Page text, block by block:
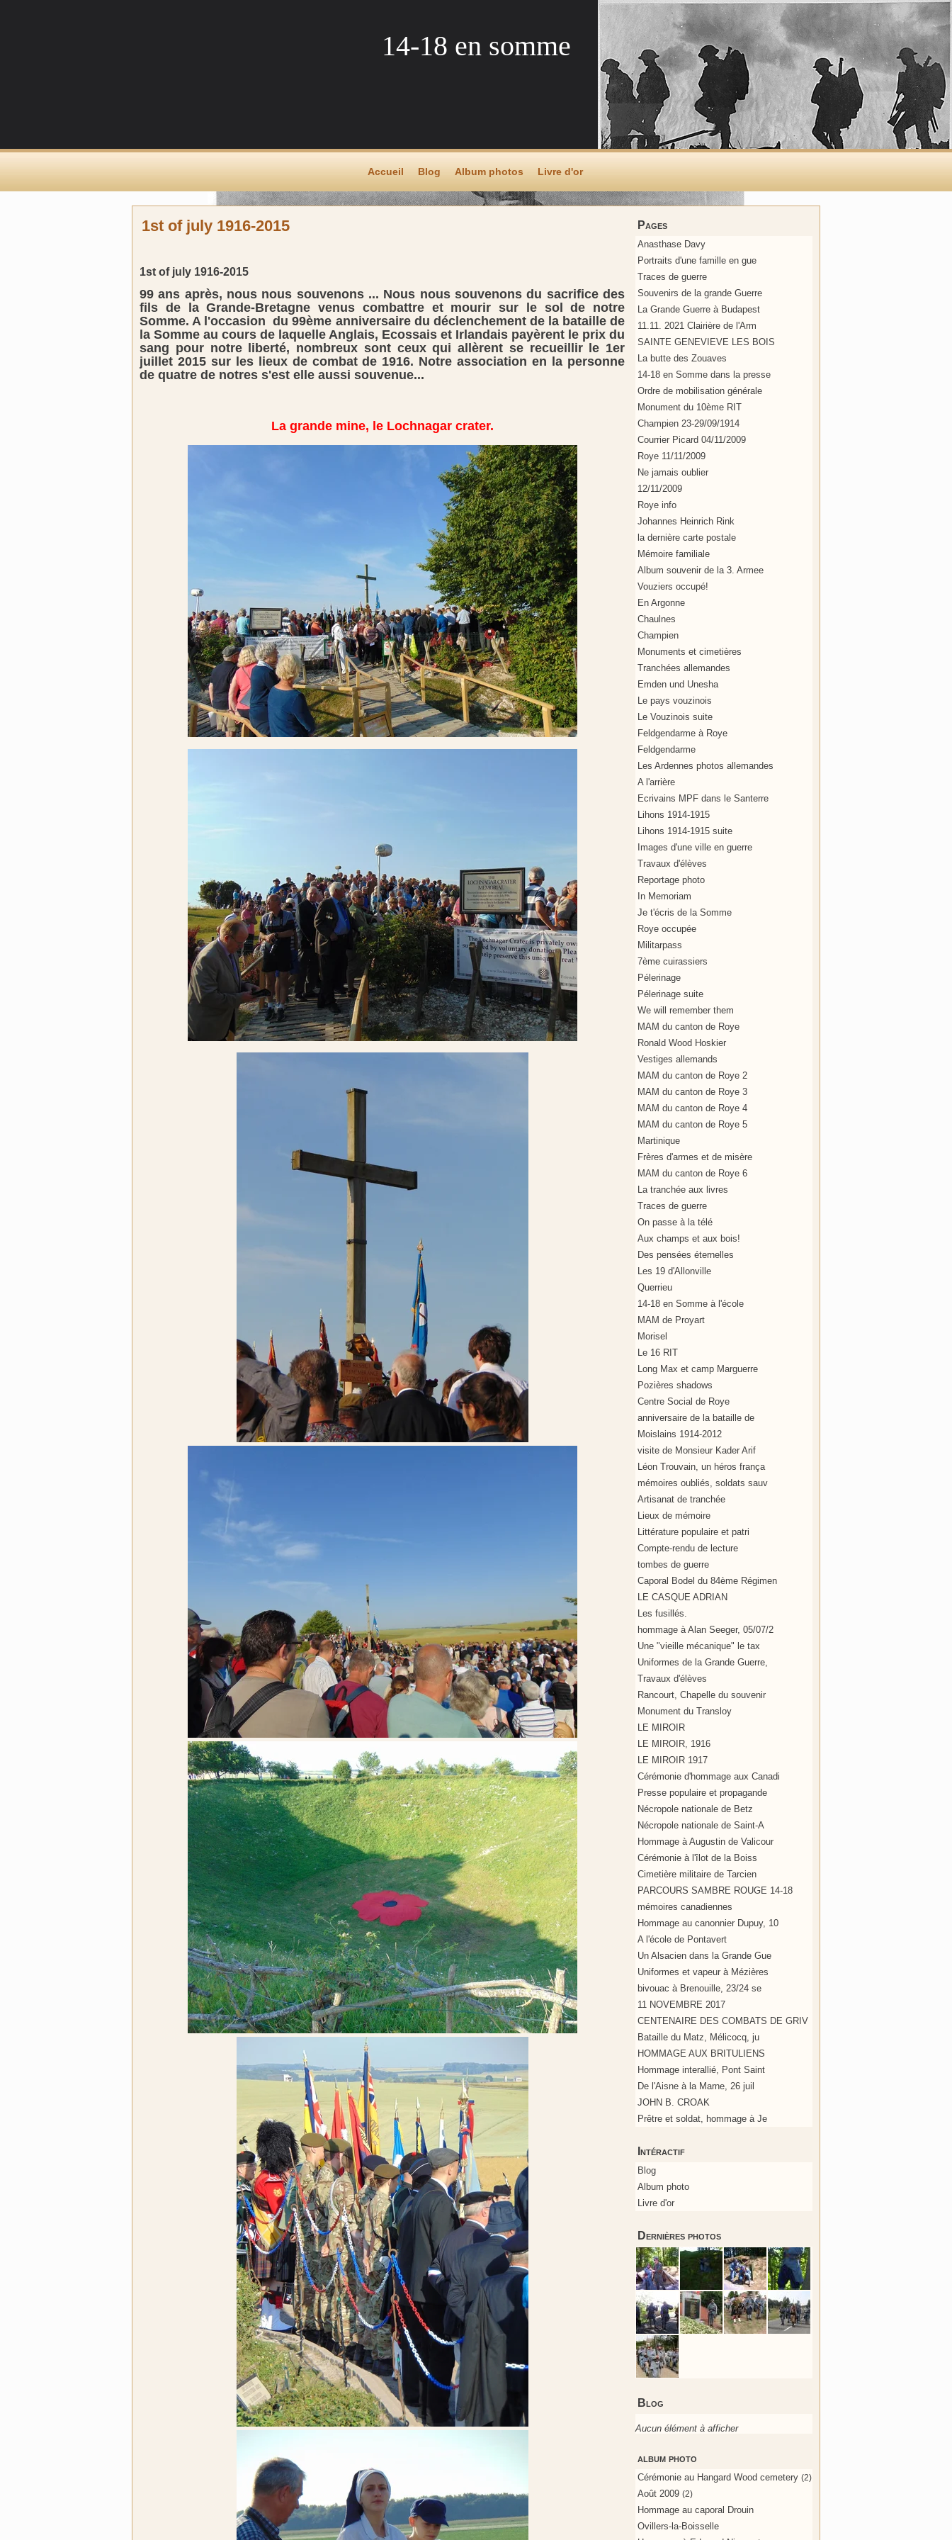
14-18 en somme
Accueil Blog Album photos Livre d'or
Pages
Anasthase Davy
Portraits d'une famille en gue
Traces de guerre
Souvenirs de la grande Guerre
La Grande Guerre à Budapest
11.11. 2021 Clairière de l'Arm
SAINTE GENEVIEVE LES BOIS
La butte des Zouaves
14-18 en Somme dans la presse
Ordre de mobilisation générale
Monument du 10ème RIT
Champien 23-29/09/1914
Courrier Picard 04/11/2009
Roye 11/11/2009
Ne jamais oublier
12/11/2009
Roye info
Johannes Heinrich Rink
la dernière carte postale
Mémoire familiale
Album souvenir de la 3. Armee
Vouziers occupé!
En Argonne
Chaulnes
Champien
Monuments et cimetières
Tranchées allemandes
Emden und Unesha
Le pays vouzinois
Le Vouzinois suite
Feldgendarme à Roye
Feldgendarme
Les Ardennes photos allemandes
A l'arrière
Ecrivains MPF dans le Santerre
Lihons 1914-1915
Lihons 1914-1915 suite
Images d'une ville en guerre
Travaux d'élèves
Reportage photo
In Memoriam
Je t'écris de la Somme
Roye occupée
Militarpass
7ème cuirassiers
Pélerinage
Pélerinage suite
We will remember them
MAM du canton de Roye
Ronald Wood Hoskier
Vestiges allemands
MAM du canton de Roye 2
MAM du canton de Roye 3
MAM du canton de Roye 4
MAM du canton de Roye 5
Martinique
Frères d'armes et de misère
MAM du canton de Roye 6
La tranchée aux livres
Traces de guerre
On passe à la télé
Aux champs et aux bois!
Des pensées éternelles
Les 19 d'Allonville
Querrieu
14-18 en Somme à l'école
MAM de Proyart
Morisel
Le 16 RIT
Long Max et camp Marguerre
Pozières shadows
Centre Social de Roye
anniversaire de la bataille de
Moislains 1914-2012
visite de Monsieur Kader Arif
Léon Trouvain, un héros frança
mémoires oubliés, soldats sauv
Artisanat de tranchée
Lieux de mémoire
Littérature populaire et patri
Compte-rendu de lecture
tombes de guerre
Caporal Bodel du 84ème Régimen
LE CASQUE ADRIAN
Les fusillés.
hommage à Alan Seeger, 05/07/2
Une "vieille mécanique" le tax
Uniformes de la Grande Guerre,
Travaux d'élèves
Rancourt, Chapelle du souvenir
Monument du Transloy
LE MIROIR
LE MIROIR, 1916
LE MIROIR 1917
Cérémonie d'hommage aux Canadi
Presse populaire et propagande
Nécropole nationale de Betz
Nécropole nationale de Saint-A
Hommage à Augustin de Valicour
Cérémonie à l'îlot de la Boiss
Cimetière militaire de Tarcien
PARCOURS SAMBRE ROUGE 14-18
mémoires canadiennes
Hommage au canonnier Dupuy, 10
A l'école de Pontavert
Un Alsacien dans la Grande Gue
Uniformes et vapeur à Mézières
bivouac à Brenouille, 23/24 se
11 NOVEMBRE 2017
CENTENAIRE DES COMBATS DE GRIV
Bataille du Matz, Mélicocq, ju
HOMMAGE AUX BRITULIENS
Hommage interallié, Pont Saint
De l'Aisne à la Marne, 26 juil
JOHN B. CROAK
Prêtre et soldat, hommage à Je
Intéractif
Blog
Album photo
Livre d'or
Dernières photos
Blog
Aucun élément à afficher
album photo
Cérémonie au Hangard Wood cemetery (2)
Août 2009 (2)
Hommage au caporal Drouin
Ovillers-la-Boisselle
1st of july 1916-2015
1st of july 1916-2015
99 ans après, nous nous souvenons ... Nous nous souvenons du sacrifice des
fils de la Grande-Bretagne venus combattre et mourir sur le sol de notre
Somme. A l'occasion du 99ème anniversaire du déclenchement de la bataille de
la Somme au cours de laquelle Anglais, Ecossais et Irlandais payèrent le prix du
sang pour notre liberté, nombreux sont ceux qui allèrent se recueillir le 1er
juillet 2015 sur les lieux de combat de 1916. Notre association en la personne
de quatre de notres s'est elle aussi souvenue...
La grande mine, le Lochnagar crater.